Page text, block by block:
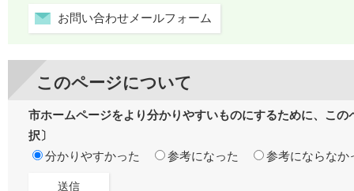
お問い合わせメールフォーム
このページについて
市ホームページをより分かりやすいものにするために、こ
択〕
分かりやすかった
参考になった 参考にならなか